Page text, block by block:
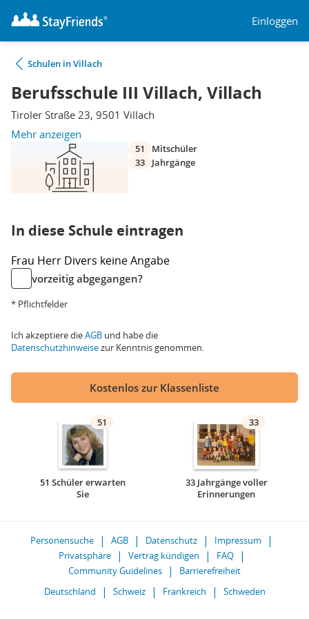
Einloggen
Schulen in Villach
Berufsschule III Villach, Villach
Tiroler Straße 23, 9501 Villach
Mehr anzeigen
51
Mitschüler
33
Jahrgänge
In diese Schule eintragen
Frau Herr Divers keine Angabe
vorzeitig abgegangen?
* Pflichtfelder
Ich akzeptiere dieAGB und habe die
Datenschutzhinweisezur Kenntnis genommen.
Kostenlos zur Klassenliste
51
51 Schüler erwarten
Sie
33
33 Jahrgänge voller
Erinnerungen
Personensuche AGB Datenschutz
Impressum
Privatsphäre
Vertrag kündigen
FAQ
Community Guidelines
Barrierefreiheit
Deutschland
Schweiz Frankreich Schweden